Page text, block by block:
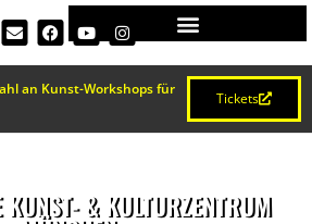
an Kunst-Workshops für
Tickets
KUNST- & KULTURZENTRUM